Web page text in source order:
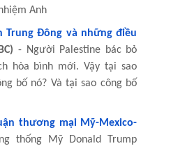
Anh
Trung Đông và những điều
- Người Palestine bác bỏ
hòa bình mới. Vậy tại sao
bố nó? Và tại sao công bố
thương mại Mỹ-Mexico-
thống Mỹ Donald Trump